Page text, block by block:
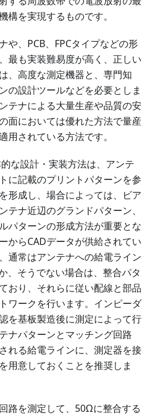
構を実現するものです。
や、PCB、FPCタイプなどの形
最も実装難易度が高く、正しい
、高度な測定機器と、専門知
の設計ツールなどを必要としま
テナによる大量生産や品質の安
面においては優れた方法で量産
用されている方法です。
な設計・実装方法は、アンテ
に記載のプリントパターンを参
形成し、場合によっては、ビア
テナ近辺のグランドパターン、
パターンの形成方法が重要とな
からCADデータが供給されてい
通常はアンテナへの給電ライン
、そうでない場合は、整合パタ
おり、それらに従い配線と部品
ワークを行います。インピーダ
を基板製造後に測定によって行
ナパターンとマッチング回路
れる給電ラインに、測定器を接
用意しておくことを推奨しま
路を測定して、50Ωに整合する